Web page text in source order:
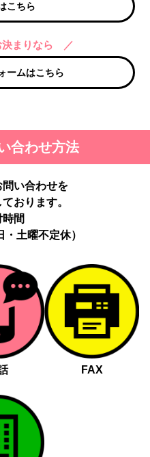
こちら
まりなら ／
ームはこちら
合わせ方法
い合わせを
おります。
時間
土曜不定休）
FAX